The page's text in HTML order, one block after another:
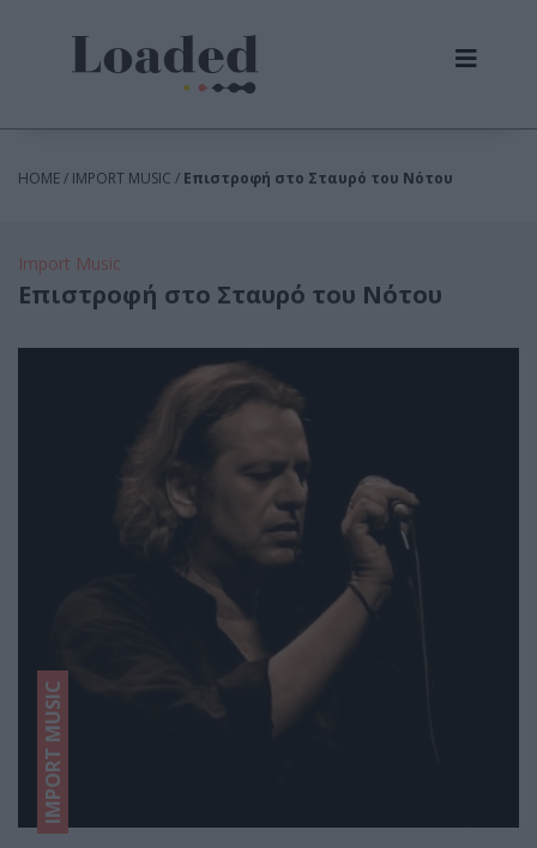
HOME / IMPORT MUSIC / Επιστροφή στο Σταυρό του Νότου
Import Music
Επιστροφή στο Σταυρό του Νότου
IMPORT MUSIC